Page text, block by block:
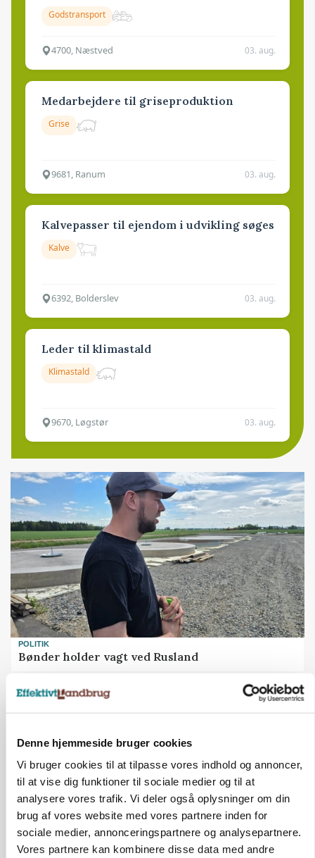
Denne hjemmeside bruger cookies
Vi bruger cookies til at tilpasse vores indhold og annoncer,
til at vise dig funktioner til sociale medier og til at
analysere vores trafik. Vi deler også oplysninger om din
brug af vores website med vores partnere inden for
sociale medier, annonceringspartnere og analysepartnere.
Vores partnere kan kombinere disse data med andre
Godstransport
4700, Næstved 03. aug.
Medarbejdere til griseproduktion
Grise
9681, Ranum 03. aug.
Kalvepasser til ejendom i udvikling søges
Kalve
6392, Bolderslev 03. aug.
Leder til klimastald
Klimastald
9670, Løgstør 03. aug.
POLITIK
Bønder holder vagt ved Rusland
GRISE